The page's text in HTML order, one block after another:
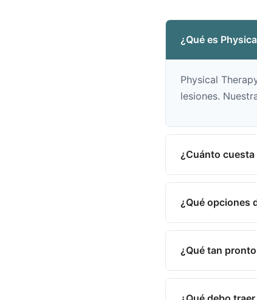
¿Qué es
Physical
lesiones.
¿Cuánto
¿Qué opciones
¿Qué tan